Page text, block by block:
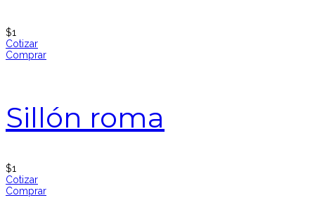
$1
Cotizar
Comprar
Sillón roma
$1
Cotizar
Comprar